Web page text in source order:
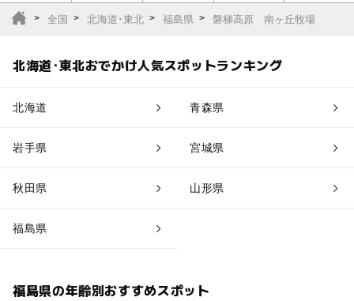
全国 北海道･東北 福島県 磐梯高原 南ヶ丘牧場
北海道･東北おでかけ人気スポットランキング
北海道 青森県
岩手県 宮城県
秋田県 山形県
福島県
福島県の年齢別おすすめスポット